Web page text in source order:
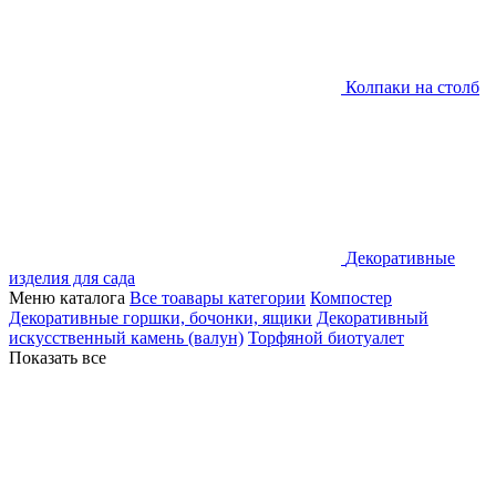
Колпаки на столб
Декоративные
изделия для сада
Меню каталога Все тоавары категории Компостер
Декоративные горшки, бочонки, ящики Декоративный
искусственный камень (валун) Торфяной биотуалет
Показать все